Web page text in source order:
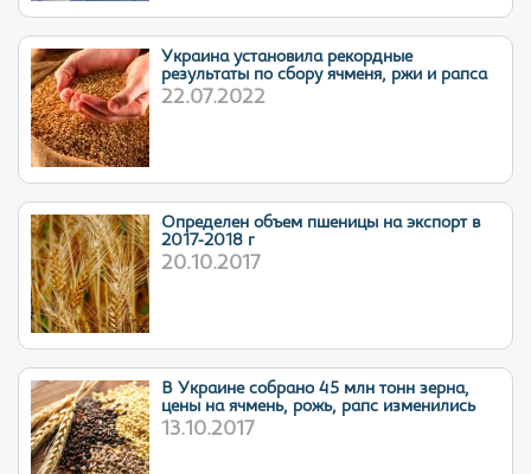
Украина установила рекордные
результаты по сбору ячменя, ржи и рапса
22.07.2022
Определен объем пшеницы на экспорт в
2017-2018 г
20.10.2017
В Украине собрано 45 млн тонн зерна,
цены на ячмень, рожь, рапс изменились
13.10.2017